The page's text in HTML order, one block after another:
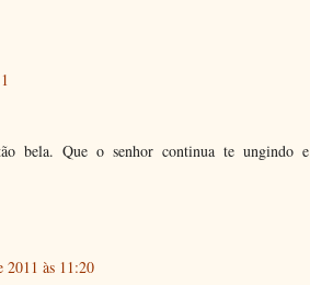
bela. Que o senhor continua te ungindo e
2011 às 11:20